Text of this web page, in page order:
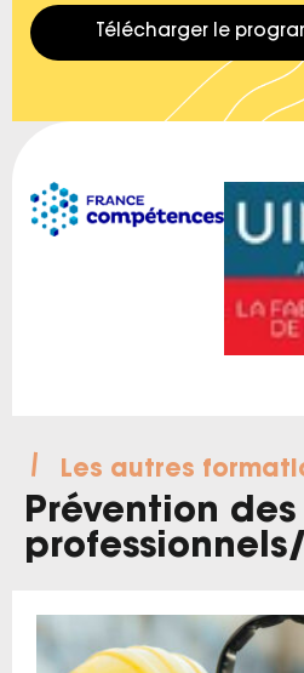
Télécharger le
Les autres
Prévention
professionnels/